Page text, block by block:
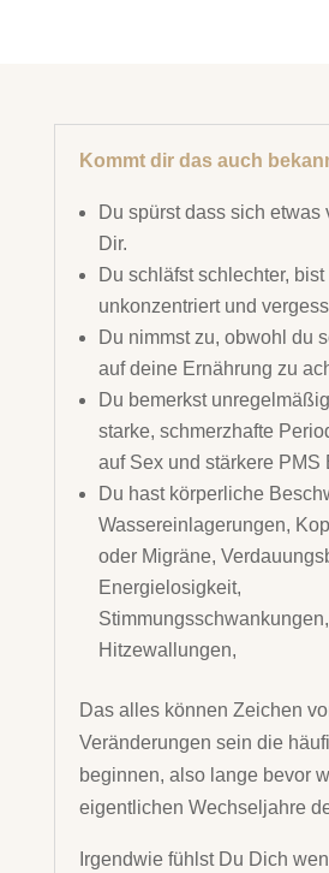
Kommt dir das auch
Du spürst dass sich etwas
Dir.
Du schläfst schlechter, bist
unkonzentriert und
Du nimmst zu, obwohl du
auf deine Ernährung zu
Du bemerkst
starke, schmerzhafte
auf Sex und stärkere PMS
Du hast körperliche
Wassereinlagerungen,
oder Migräne,
Energielosigkeit,
Hitzewallungen,
Das alles können Zeichen
Veränderungen sein die
beginnen, also lange bevor
eigentlichen Wechseljahre
Irgendwie fühlst Du Dich